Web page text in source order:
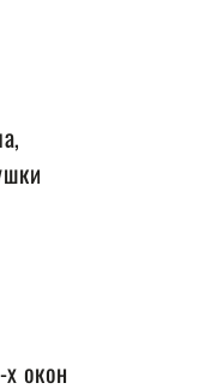
окон